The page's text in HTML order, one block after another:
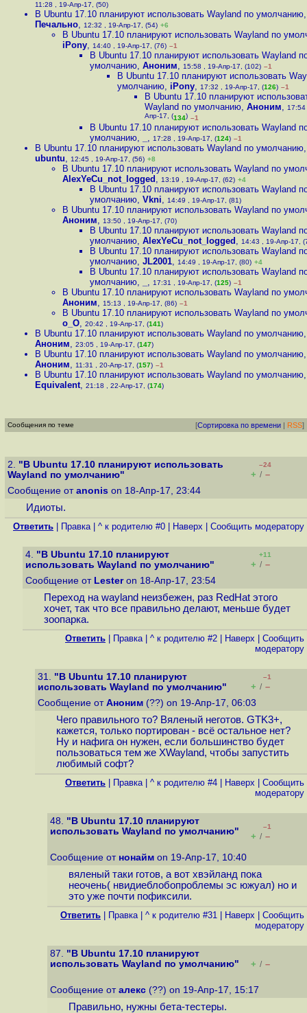
11:28 , 19-Апр-17, (50)
В Ubuntu 17.10 планируют использовать Wayland по умолчанию,
Печально, 12:32 , 19-Апр-17, (54) +6
В Ubuntu 17.10 планируют использовать Wayland по
iPony, 14:40 , 19-Апр-17, (76) –1
В Ubuntu 17.10 планируют использовать Wayland
умолчанию, Аноним, 15:58 , 19-Апр-17, (102) –1
В Ubuntu 17.10 планируют использовать
умолчанию, iPony, 17:32 , 19-Апр-17, (126) –1
В Ubuntu 17.10 планируют
Wayland по умолчанию, Аноним, 17:54
Апр-17, (134) –1
В Ubuntu 17.10 планируют использовать Wayland
умолчанию, , 17:28 , 19-Апр-17, (124) –1
В Ubuntu 17.10 планируют использовать Wayland по умолчанию,
ubuntu, 12:45 , 19-Апр-17, (56) +8
В Ubuntu 17.10 планируют использовать Wayland по
AlexYeCu_not_logged , 13:19 , 19-Апр-17, (62) +4
В Ubuntu 17.10 планируют использовать Wayland
умолчанию, Vkni, 14:49 , 19-Апр-17, (81)
В Ubuntu 17.10 планируют использовать Wayland по
Аноним, 13:50 , 19-Апр-17, (70)
В Ubuntu 17.10 планируют использовать Wayland
умолчанию, AlexYeCu_not_logged , 14:43 , 19-Апр-17,
В Ubuntu 17.10 планируют использовать Wayland
умолчанию, JL2001, 14:49 , 19-Апр-17, (80) +4
В Ubuntu 17.10 планируют использовать Wayland
умолчанию, , 17:31 , 19-Апр-17, (125) –1
В Ubuntu 17.10 планируют использовать Wayland по
Аноним, 15:13 , 19-Апр-17, (86) –1
В Ubuntu 17.10 планируют использовать Wayland по
o_O, 20:42 , 19-Апр-17, (141)
В Ubuntu 17.10 планируют использовать Wayland по умолчанию,
Аноним, 23:05 , 19-Апр-17, (147)
В Ubuntu 17.10 планируют использовать Wayland по умолчанию,
Аноним, 11:31 , 20-Апр-17, (157) –1
В Ubuntu 17.10 планируют использовать Wayland по умолчанию
Equivalent, 21:18 , 22-Апр-17, (174)
Сообщения по теме [Сортировка по времени | RSS]
2. "В Ubuntu 17.10 планируют использовать
Wayland по умолчанию"
–24
+ / –
Сообщение от anonis on 18-Апр-17, 23:44
Идиоты.
Ответить Правка| ^ к родителю #0 Наверх Cообщить модератору
4. "В Ubuntu 17.10 планируют
использовать Wayland по умолчанию"
+11
+ / –
Сообщение от Lesteron 18-Апр-17, 23:54
Переход на wayland неизбежен, раз RedHat этого
хочет, так что все правильно делают, меньше будет
зоопарка.
Ответить Правка| ^ к родителю #2 Наверх
Cообщить
модератору
31. "В Ubuntu 17.10 планируют
использовать Wayland по умолчанию"
–1
+ / –
Сообщение от Аноним (??) on 19-Апр-17, 06:03
Чего правильного то? Вяленый неготов. GTK3+,
кажется, только портирован - всё остальное нет?
Ну и нафига он нужен, если большинство будет
пользоваться тем же XWayland, чтобы запустить
любимый софт?
Ответить Правка| ^ к родителю #4 Наверх
Cообщить
модератору
48. "В Ubuntu 17.10 планируют
использовать Wayland по умолчанию"
–1
+ / –
Сообщение от нонайм on 19-Апр-17, 10:40
вяленый таки готов, а вот хвэйланд пока
неочень( нвидиеблобопроблемы эс южуал) но и
это уже почти пофиксили.
Ответить Правка| ^ к родителю #31 Наверх
Cообщить
модератору
87. "В Ubuntu 17.10 планируют
использовать Wayland по умолчанию"
+ / –
Сообщение от алекс (??) on 19-Апр-17, 15:17
Правильно, нужны бета-тестеры.